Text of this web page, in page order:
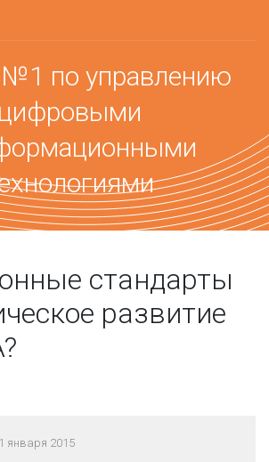
по управлению
цифровыми
стандарты
развитие
января 2015